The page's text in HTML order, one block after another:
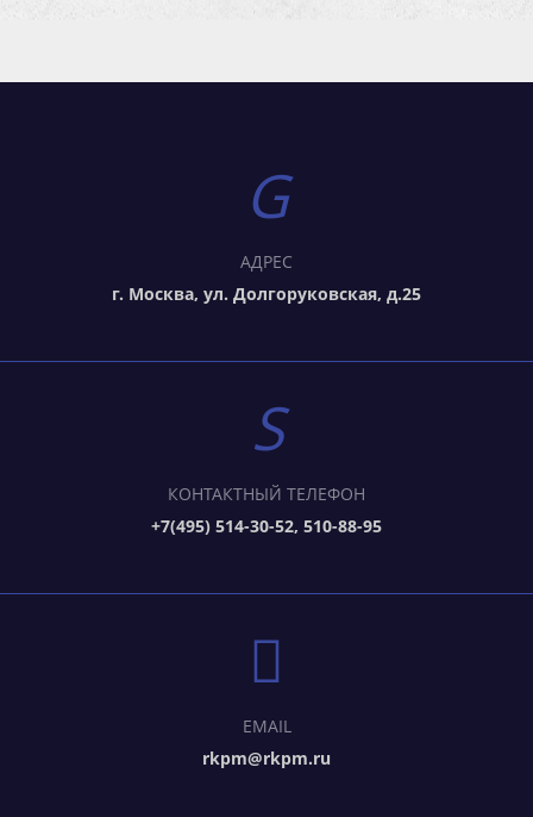
АДРЕС
г. Москва, ул. Долгоруковская, д.25
КОНТАКТНЫЙ ТЕЛЕФОН
+7(495) 514-30-52, 510-88-95
EMAIL
rkpm@rkpm.ru